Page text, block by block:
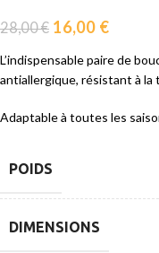
28,00€ 16,00 €
L’indispensable paire de
antiallergique, résistant à la
Adaptable à toutes les
POIDS
DIMENSIONS